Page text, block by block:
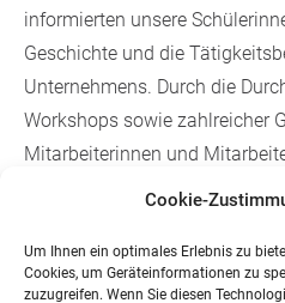
Cookie-
Um Ihnen ein optimales Erlebnis zu
Cookies, um Geräteinformationen zu
zuzugreifen. Wenn Sie diesen
informierten unsere
Geschichte und die
Unternehmens. Durch die
Workshops sowie zahlreicher
Mitarbeiterinnen und
Erfahrungen und Eindrücken
weiterentwickeln konnten.
des Tages der